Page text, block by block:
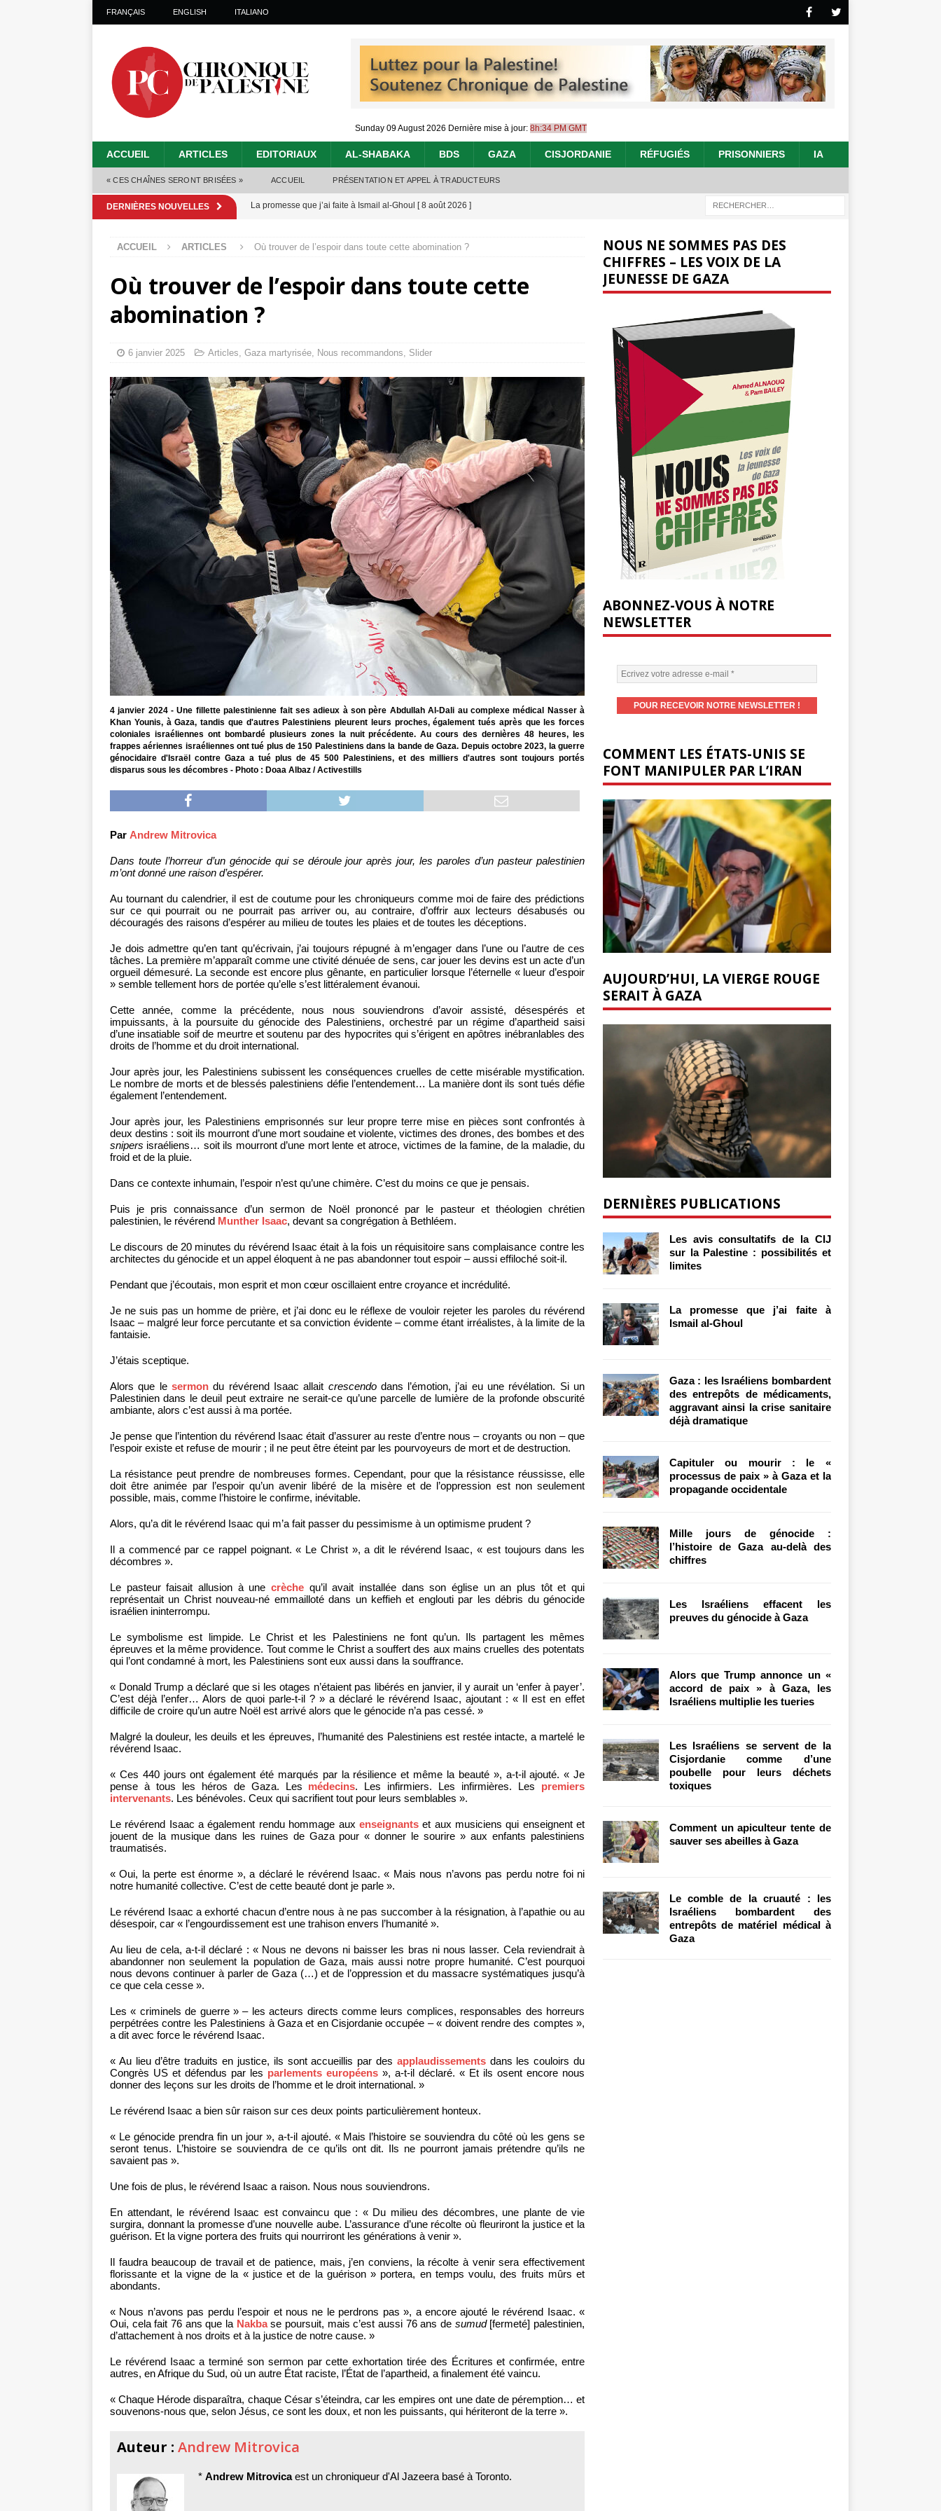
FRANÇAIS ENGLISH ITALIANO
Sunday 09 August 2026 Dernière mise à jour: 8h:34 PM GMT
ACCUEIL ARTICLES EDITORIAUX AL-SHABAKA BDS GAZA CISJORDANIE RÉFUGIÉS PRISONNIERS IA
« CES CHAÎNES SERONT BRISÉES » ACCUEIL PRÉSENTATION ET APPEL À TRADUCTEURS
DERNIÈRES NOUVELLES La promesse que j’ai faite à Ismail al-Ghoul [ 8 août 2026 ]
crise sanitaire déjà dramatique[ 7 août 2026 ]
Capituler ou mourir : le « processus de paix » à Gaza et la propagande occidentale
Mille jours de génocide : l’histoire de Gaza au-delà des chiffres
Les avis consultatifs de la CIJ sur la Palestine : possibilités et limites
ACCUEIL ARTICLES Où trouver de l’espoir dans toute cette abomination ?
Où trouver de l’espoir dans toute cette
abomination ?
6 janvier 2025 Articles, Gaza martyrisée, Nous recommandons, Slider
4 janvier 2024 - Une fillette palestinienne fait ses adieux à son père Abdullah Al-Dali au complexe médical Nasser à
Khan Younis, à Gaza, tandis que d'autres Palestiniens pleurent leurs proches, également tués après que les forces
coloniales israéliennes ont bombardé plusieurs zones la nuit précédente. Au cours des dernières 48 heures, les
frappes aériennes israéliennes ont tué plus de 150 Palestiniens dans la bande de Gaza. Depuis octobre 2023, la guerre
génocidaire d'Israël contre Gaza a tué plus de 45 500 Palestiniens, et des milliers d'autres sont toujours portés
disparus sous les décombres - Photo : Doaa Albaz / Activestills
Par Andrew Mitrovica
Dans toute l’horreur d’un génocide qui se déroule jour après jour, les paroles d’un pasteur palestinien
m’ont donné une raison d’espérer.
Au tournant du calendrier, il est de coutume pour les chroniqueurs comme moi de faire des prédictions
sur ce qui pourrait ou ne pourrait pas arriver ou, au contraire, d’offrir aux lecteurs désabusés ou
découragés des raisons d’espérer au milieu de toutes les plaies et de toutes les déceptions.
Je dois admettre qu’en tant qu’écrivain, j’ai toujours répugné à m’engager dans l’une ou l’autre de ces
tâches. La première m’apparaît comme une ctivité dénuée de sens, car jouer les devins est un acte d’un
orgueil démesuré. La seconde est encore plus gênante, en particulier lorsque l’éternelle « lueur d’espoir
» semble tellement hors de portée qu’elle s’est littéralement évanoui.
Cette année, comme la précédente, nous nous souviendrons d’avoir assisté, désespérés et
impuissants, à la poursuite du génocide des Palestiniens, orchestré par un régime d’apartheid saisi
d’une insatiable soif de meurtre et soutenu par des hypocrites qui s’érigent en apôtres inébranlables des
droits de l’homme et du droit international.
Jour après jour, les Palestiniens subissent les conséquences cruelles de cette misérable mystification.
Le nombre de morts et de blessés palestiniens défie l’entendement… La manière dont ils sont tués défie
également l’entendement.
Jour après jour, les Palestiniens emprisonnés sur leur propre terre mise en pièces sont confrontés à
deux destins : soit ils mourront d’une mort soudaine et violente, victimes des drones, des bombes et des
snipers israéliens… soit ils mourront d’une mort lente et atroce, victimes de la famine, de la maladie, du
froid et de la pluie.
Dans ce contexte inhumain, l’espoir n’est qu’une chimère. C’est du moins ce que je pensais.
Puis je pris connaissance d’un sermon de Noël prononcé par le pasteur et théologien chrétien
palestinien, le révérend Munther Isaac, devant sa congrégation à Bethléem.
Le discours de 20 minutes du révérend Isaac était à la fois un réquisitoire sans complaisance contre les
architectes du génocide et un appel éloquent à ne pas abandonner tout espoir – aussi effiloché soit-il.
Pendant que j’écoutais, mon esprit et mon cœur oscillaient entre croyance et incrédulité.
Je ne suis pas un homme de prière, et j’ai donc eu le réflexe de vouloir rejeter les paroles du révérend
Isaac – malgré leur force percutante et sa conviction évidente – comme étant irréalistes, à la limite de la
fantaisie.
J’étais sceptique.
Alors que le sermondu révérend Isaac allait crescendodans l’émotion, j’ai eu une révélation. Si un
Palestinien dans le deuil peut extraire ne serait-ce qu’une parcelle de lumière de la profonde obscurité
ambiante, alors c’est aussi à ma portée.
Je pense que l’intention du révérend Isaac était d’assurer au reste d’entre nous – croyants ou non – que
l’espoir existe et refuse de mourir ; il ne peut être éteint par les pourvoyeurs de mort et de destruction.
La résistance peut prendre de nombreuses formes. Cependant, pour que la résistance réussisse, elle
doit être animée par l’espoir qu’un avenir libéré de la misère et de l’oppression est non seulement
possible, mais, comme l’histoire le confirme, inévitable.
Alors, qu’a dit le révérend Isaac qui m’a fait passer du pessimisme à un optimisme prudent ?
Il a commencé par ce rappel poignant. « Le Christ », a dit le révérend Isaac, « est toujours dans les
décombres ».
Le pasteur faisait allusion à unecrèche qu’il avait installée dans son église un an plus tôt et qui
représentait un Christ nouveau-né emmailloté dans un keffieh et englouti par les débris du génocide
israélien ininterrompu.
Le symbolisme est limpide. Le Christ et les Palestiniens ne font qu’un. Ils partagent les mêmes
épreuves et la même providence. Tout comme le Christ a souffert des aux mains cruelles des potentats
qui l’ont condamné à mort, les Palestiniens sont eux aussi dans la souffrance.
« Donald Trump a déclaré que si les otages n’étaient pas libérés en janvier, il y aurait un ‘enfer à payer’.
C’est déjà l’enfer… Alors de quoi parle-t-il ? » a déclaré le révérend Isaac, ajoutant : « Il est en effet
difficile de croire qu’un autre Noël est arrivé alors que le génocide n’a pas cessé. »
Malgré la douleur, les deuils et les épreuves, l’humanité des Palestiniens est restée intacte, a martelé le
révérend Isaac.
« Ces 440 jours ont également été marqués par la résilience et même la beauté », a-t-il ajouté. « Je
pense à tous les héros de Gaza. Les médecins. Les infirmiers. Les infirmières. Les premiers
intervenants. Les bénévoles. Ceux qui sacrifient tout pour leurs semblables ».
Le révérend Isaac a également rendu hommage aux enseignantset aux musiciens qui enseignent et
jouent de la musique dans les ruines de Gaza pour « donner le sourire » aux enfants palestiniens
traumatisés.
« Oui, la perte est énorme », a déclaré le révérend Isaac. « Mais nous n’avons pas perdu notre foi ni
notre humanité collective. C’est de cette beauté dont je parle ».
Le révérend Isaac a exhorté chacun d’entre nous à ne pas succomber à la résignation, à l’apathie ou au
désespoir, car « l’engourdissement est une trahison envers l’humanité ».
Au lieu de cela, a-t-il déclaré : « Nous ne devons ni baisser les bras ni nous lasser. Cela reviendrait à
abandonner non seulement la population de Gaza, mais aussi notre propre humanité. C’est pourquoi
nous devons continuer à parler de Gaza (…) et de l’oppression et du massacre systématiques jusqu’à
ce que cela cesse ».
Les « criminels de guerre » – les acteurs directs comme leurs complices, responsables des horreurs
perpétrées contre les Palestiniens à Gaza et en Cisjordanie occupée – « doivent rendre des comptes »,
a dit avec force le révérend Isaac.
« Au lieu d’être traduits en justice, ils sont accueillis par des applaudissementsdans les couloirs du
Congrès US et défendus par les parlements européens », a-t-il déclaré. « Et ils osent encore nous
donner des leçons sur les droits de l’homme et le droit international. »
Le révérend Isaac a bien sûr raison sur ces deux points particulièrement honteux.
« Le génocide prendra fin un jour », a-t-il ajouté. « Mais l’histoire se souviendra du côté où les gens se
seront tenus. L’histoire se souviendra de ce qu’ils ont dit. Ils ne pourront jamais prétendre qu’ils ne
savaient pas ».
Une fois de plus, le révérend Isaac a raison. Nous nous souviendrons.
En attendant, le révérend Isaac est convaincu que : « Du milieu des décombres, une plante de vie
surgira, donnant la promesse d’une nouvelle aube. L’assurance d’une récolte où fleuriront la justice et la
guérison. Et la vigne portera des fruits qui nourriront les générations à venir ».
Il faudra beaucoup de travail et de patience, mais, j’en conviens, la récolte à venir sera effectivement
florissante et la vigne de la « justice et de la guérison » portera, en temps voulu, des fruits mûrs et
abondants.
« Nous n’avons pas perdu l’espoir et nous ne le perdrons pas », a encore ajouté le révérend Isaac. «
Oui, cela fait 76 ans que la Nakbase poursuit, mais c’est aussi 76 ans de sumud[fermeté] palestinien,
d’attachement à nos droits et à la justice de notre cause. »
Le révérend Isaac a terminé son sermon par cette exhortation tirée des Écritures et confirmée, entre
autres, en Afrique du Sud, où un autre État raciste, l’État de l’apartheid, a finalement été vaincu.
« Chaque Hérode disparaîtra, chaque César s’éteindra, car les empires ont une date de péremption… et
souvenons-nous que, selon Jésus, ce sont les doux, et non les puissants, qui hériteront de la terre ».
Auteur : Andrew Mitrovica
* Andrew Mitrovicaest un chroniqueur d'Al Jazeera basé à Toronto.
NOUS NE SOMMES PAS DES
CHIFFRES – LES VOIX DE LA
JEUNESSE DE GAZA
ABONNEZ-VOUS À NOTRE
NEWSLETTER
COMMENT LES ÉTATS-UNIS SE
FONT MANIPULER PAR L’IRAN
AUJOURD’HUI, LA VIERGE ROUGE
SERAIT À GAZA
DERNIÈRES PUBLICATIONS
Les avis consultatifs de la CIJ
sur la Palestine : possibilités et
limites
La promesse que j’ai faite à
Ismail al-Ghoul
Gaza : les Israéliens bombardent
des entrepôts de médicaments,
aggravant ainsi la crise sanitaire
déjà dramatique
Capituler ou mourir : le «
processus de paix » à Gaza et la
propagande occidentale
Mille jours de génocide :
l’histoire de Gaza au-delà des
chiffres
Les Israéliens effacent les
preuves du génocide à Gaza
Alors que Trump annonce un «
accord de paix » à Gaza, les
Israéliens multiplie les tueries
Les Israéliens se servent de la
Cisjordanie comme d’une
poubelle pour leurs déchets
toxiques
Comment un apiculteur tente de
sauver ses abeilles à Gaza
Le comble de la cruauté : les
Israéliens bombardent des
entrepôts de matériel médical à
Gaza